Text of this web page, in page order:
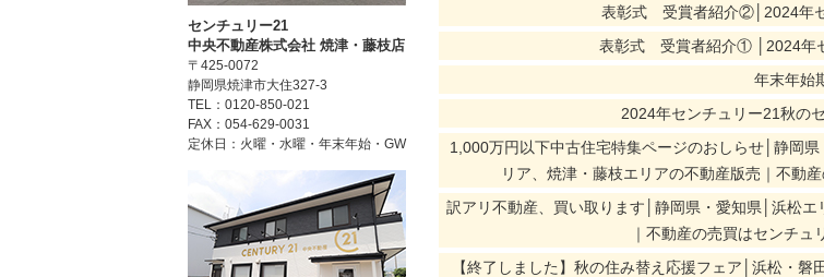
表彰式 受賞者紹介②│2024年
表彰式 受賞者紹介① │2024年
年末年始
2024年センチュリー21秋の
1,000万円以下中古住宅特集ページのおしらせ│静岡
リア、焼津・藤枝エリアの不動産版売｜不動
訳アリ不動産、買い取ります│静岡県・愛知県│浜松
｜不動産の売買はセンチュ
【終了しました】秋の住み替え応援フェア│浜松・
センチュリー21
中央不動産株式会社 焼津・藤枝店
〒425-0072
静岡県焼津市大住327-3
TEL：0120-850-021
FAX：054-629-0031
定休日：火曜・水曜・年末年始・GW